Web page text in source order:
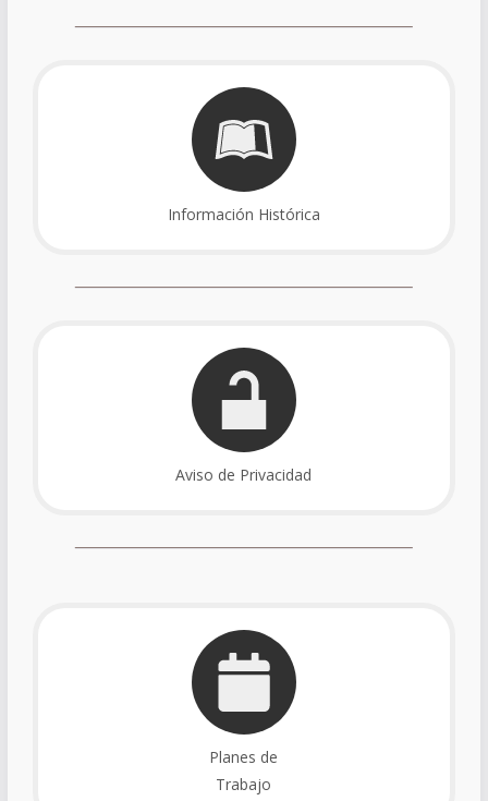
Información Histórica
Aviso de Privacidad
Planes de
Trabajo